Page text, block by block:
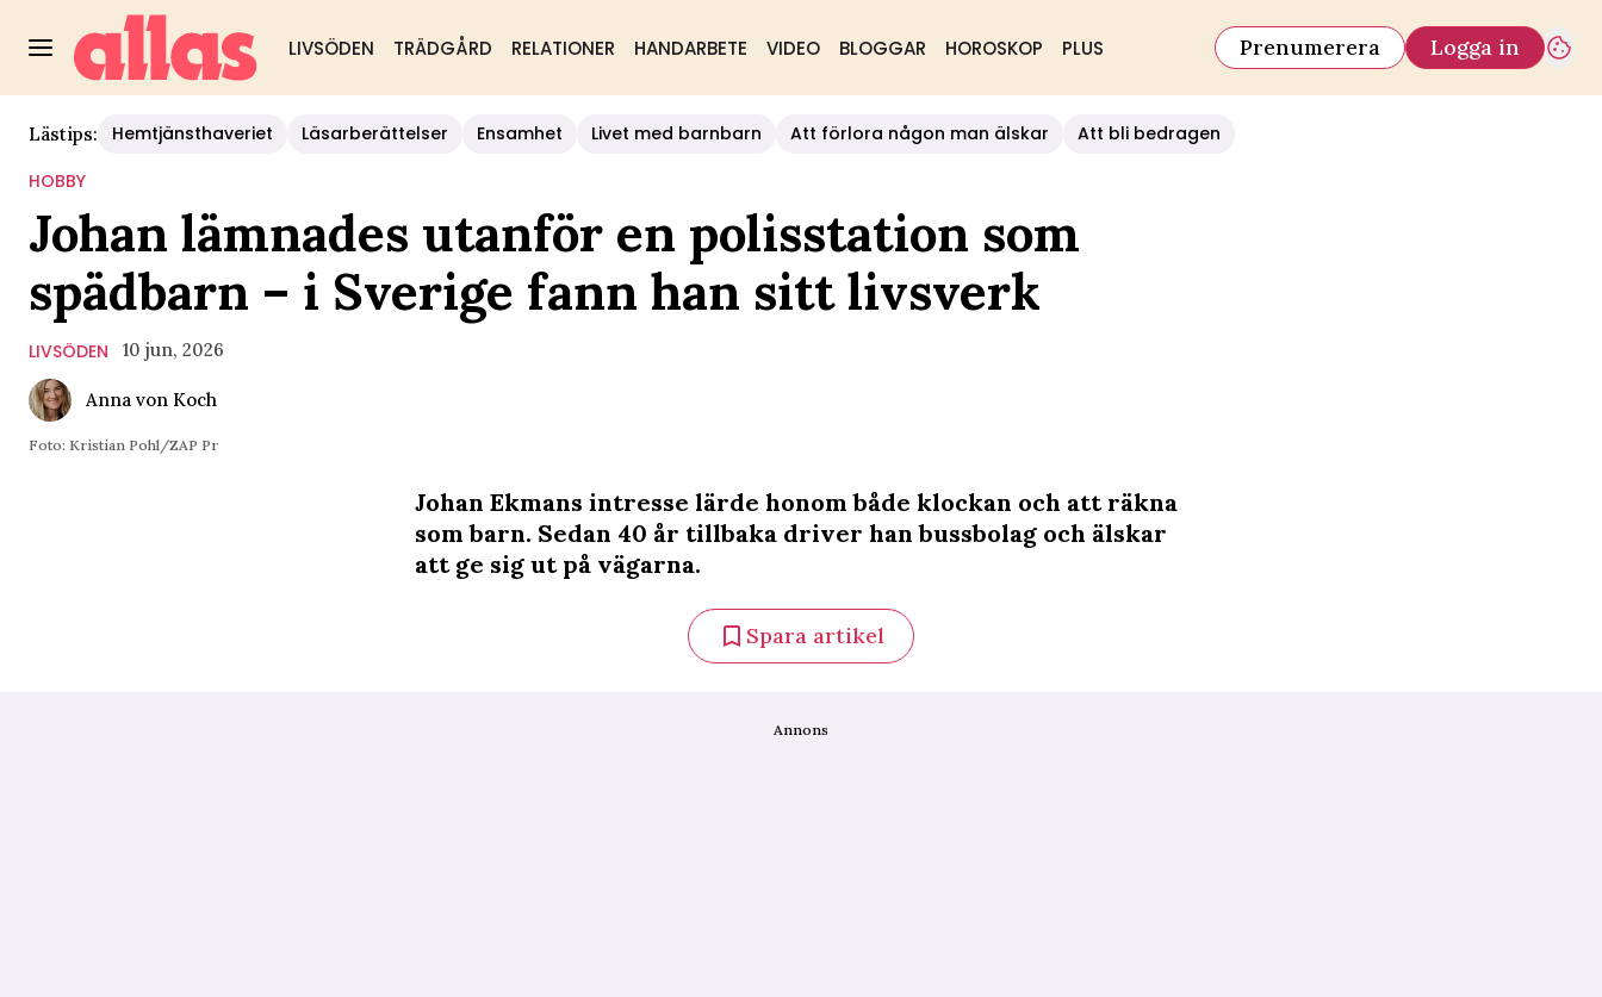
LIVSÖDEN TRÄDGÅRD RELATIONER HANDARBETE VIDEO BLOGGAR HOROSKOP PLUS Prenumerera Logga in
Lästips: Hemtjänsthaveriet Läsarberättelser Ensamhet Livet med barnbarn Att förlora någon man älskar
Att bli bedragen
HOBBY
Johan lämnades utanför en polisstation som
spädbarn – i Sverige fann han sitt livsverk
LIVSÖDEN 10 jun, 2026
Anna von Koch
Foto: Kristian Pohl/ZAP Pr
Johan Ekmans intresse lärde honom både klockan och att räkna
som barn. Sedan 40 år tillbaka driver han bussbolag och älskar
att ge sig ut på vägarna.
Spara artikel
Annons